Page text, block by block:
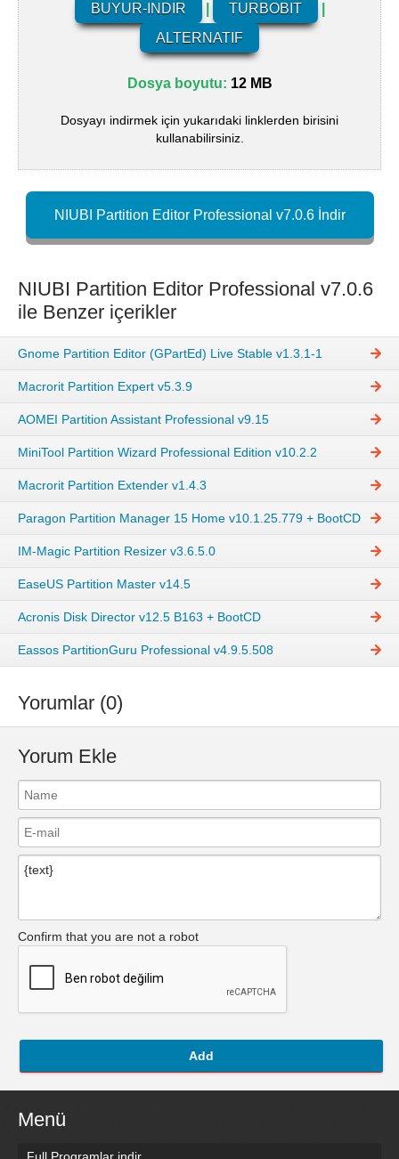
BUYUR-INDIR TURBOBIT
ALTERNATIF
Dosya boyutu: 12 MB
Dosyayı indirmek için yukarıdaki linklerden birisini
kullanabilirsiniz.
NIUBI Partition Editor Professional v7.0.6 İndir
NIUBI Partition Editor Professional v7.0.6
ile Benzer içerikler
Gnome Partition Editor (GPartEd) Live Stable v1.3.1-1
Macrorit Partition Expert v5.3.9
AOMEI Partition Assistant Professional v9.15
MiniTool Partition Wizard Professional Edition v10.2.2
Macrorit Partition Extender v1.4.3
Paragon Partition Manager 15 Home v10.1.25.779 + BootCD
IM-Magic Partition Resizer v3.6.5.0
EaseUS Partition Master v14.5
Acronis Disk Director v12.5 B163 + BootCD
Eassos PartitionGuru Professional v4.9.5.508
Yorumlar (0)
Yorum Ekle
Confirm that you are not a robot
Add
Menü